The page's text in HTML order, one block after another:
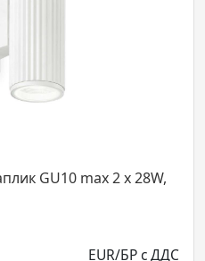
max 2 x 28W,
EUR/БР с ДДС